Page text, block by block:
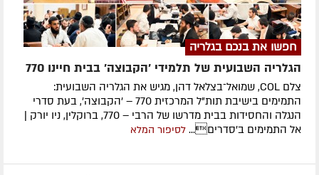
חפשו את בנכם בגלריה
הגלריה השבועית של תלמידי 'הקבוצה' בבית חיינו 770
צלם COL, שמואל־בצלאל דהן, מגיש את הגלריה השבועית:
התמימים בישיבת תות"ל המרכזית 770 – 'הקבוצה', בעת סדרי
הנגלה והחסידות בבית מדרשו של הרבי – 770, ברוקלין, ניו יורק |
אל התמימים ב'סדרים... לסיפור המלא